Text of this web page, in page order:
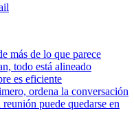
más de lo que parece
todo está alineado
es eficiente
ordena la conversación
puede quedarse en